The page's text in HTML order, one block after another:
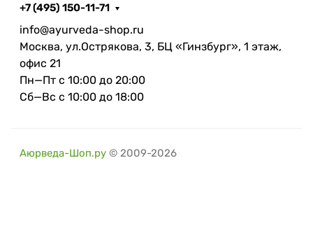
+7 (495) 150-11-71
info@ayurveda-shop.ru
Москва, ул.Острякова, 3, БЦ «Гинзбург», 1 этаж,
офис 21
Пн—Пт с 10:00 до 20:00
Сб—Вс с 10:00 до 18:00
Аюрведа-Шоп.ру © 2009-2026